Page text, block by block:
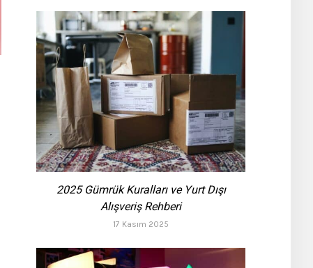
2025 Gümrük Kuralları ve Yurt Dışı
Alışveriş Rehberi
17 Kasım 2025